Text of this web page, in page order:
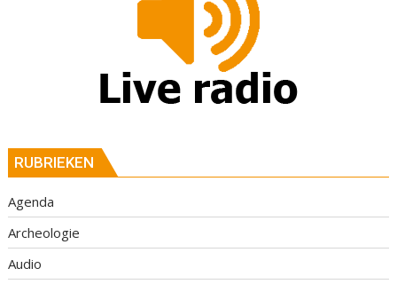
RUBRIEKEN
Agenda
Archeologie
Audio